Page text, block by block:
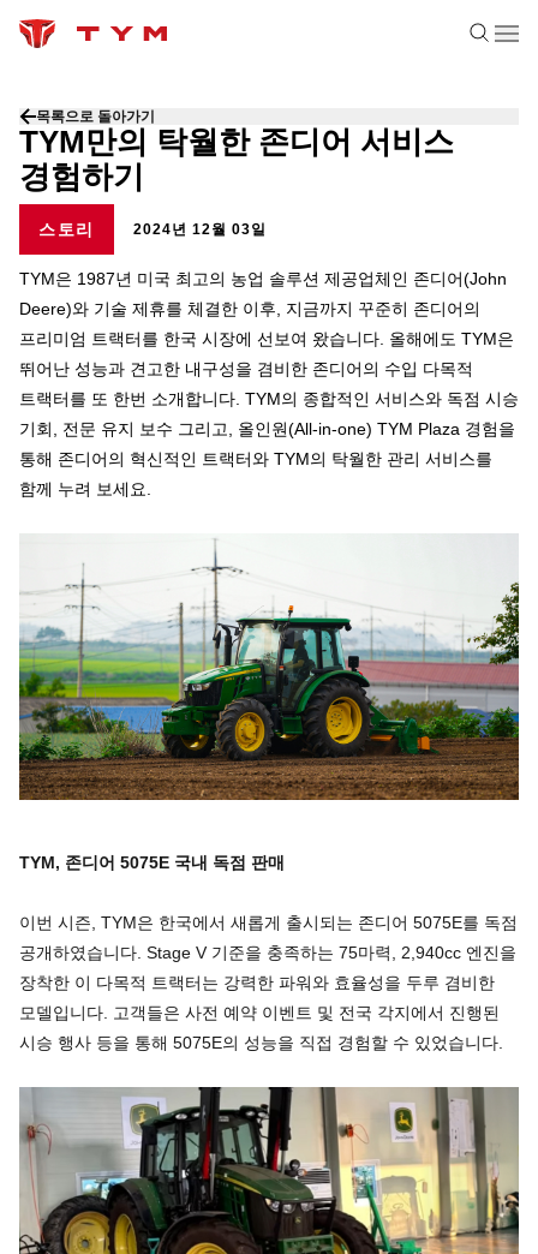
목록으로 돌아가기
TYM만의 탁월한 존디어 서비스
경험하기
스토리 2024년 12월 03일
TYM은 1987년 미국 최고의 농업 솔루션 제공업체인 존디어(John
Deere)와 기술 제휴를 체결한 이후, 지금까지 꾸준히 존디어의
프리미엄 트랙터를 한국 시장에 선보여 왔습니다. 올해에도 TYM은
뛰어난 성능과 견고한 내구성을 겸비한 존디어의 수입 다목적
트랙터를 또 한번 소개합니다. TYM의 종합적인 서비스와 독점 시승
기회, 전문 유지 보수 그리고, 올인원(All-in-one) TYM Plaza 경험을
통해 존디어의 혁신적인 트랙터와 TYM의 탁월한 관리 서비스를
함께 누려 보세요.
TYM, 존디어 5075E 국내 독점 판매
이번 시즌, TYM은 한국에서 새롭게 출시되는 존디어 5075E를 독점
공개하였습니다. Stage V 기준을 충족하는 75마력, 2,940cc 엔진을
장착한 이 다목적 트랙터는 강력한 파워와 효율성을 두루 겸비한
모델입니다. 고객들은 사전 예약 이벤트 및 전국 각지에서 진행된
시승 행사 등을 통해 5075E의 성능을 직접 경험할 수 있었습니다.